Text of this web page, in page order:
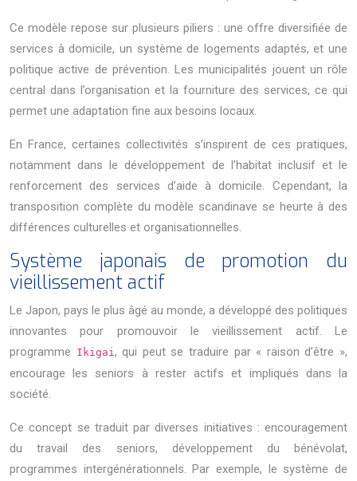
Ce modèle repose sur plusieurs piliers : une offre diversifiée de
services à domicile, un système de logements adaptés, et une
politique active de prévention. Les municipalités jouent un rôle
central dans l’organisation et la fourniture des services, ce qui
permet une adaptation fine aux besoins locaux.
En France, certaines collectivités s’inspirent de ces pratiques,
notamment dans le développement de l’habitat inclusif et le
renforcement des services d’aide à domicile. Cependant, la
transposition complète du modèle scandinave se heurte à des
différences culturelles et organisationnelles.
Système japonais de promotion du
vieillissement actif
Le Japon, pays le plus âgé au monde, a développé des politiques
innovantes pour promouvoir le vieillissement actif. Le
programme Ikigai , qui peut se traduire par « raison d’être »,
encourage les seniors à rester actifs et impliqués dans la
société.
Ce concept se traduit par diverses initiatives : encouragement
du travail des seniors, développement du bénévolat,
programmes intergénérationnels. Par exemple, le système de